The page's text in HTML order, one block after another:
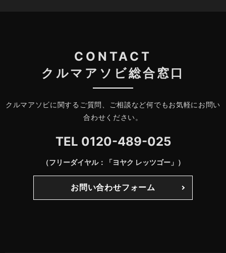
CONTACT
クルマアソビ総合窓口
クルマアソビに関するご質問、ご相談など何でもお気軽にお問い
合わせください。
TEL 0120-489-025
（フリーダイヤル：「ヨヤク レッツゴー」）
お問い合わせフォーム